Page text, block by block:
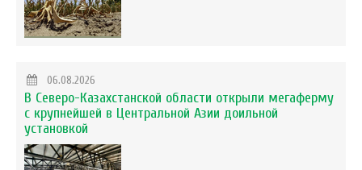
06.08.2026
В Северо-Казахстанской области открыли мегаферму
с крупнейшей в Центральной Азии доильной
установкой